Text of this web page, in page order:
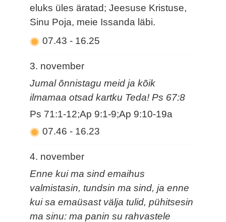
eluks üles äratad; Jeesuse Kristuse,
Sinu Poja, meie Issanda läbi.
07.43- 16.25
3. november
Jumal õnnistagu meid ja kõik
ilmamaa otsad kartku Teda! Ps 67:8
Ps 71:1-12;Ap 9:1-9;Ap 9:10-19a
07.46- 16.23
4. november
Enne kui ma sind emaihus
valmistasin, tundsin ma sind, ja enne
kui sa emaüsast välja tulid, pühitsesin
ma sinu: ma panin su rahvastele